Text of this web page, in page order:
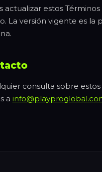
actualizar estos
La versión vigente es la
consulta sobre estos
a